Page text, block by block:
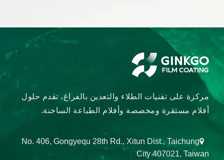
مركزة على تقنيات الطلاء والتعدين بالفراغ، تقدم حلول
أفلام مستقرة ومخصصة وأفلام الطباعة الساخنة.
No. 406, Gongyequ 28th Rd., Xitun Dist., Taichung
City 407021, Taiwan